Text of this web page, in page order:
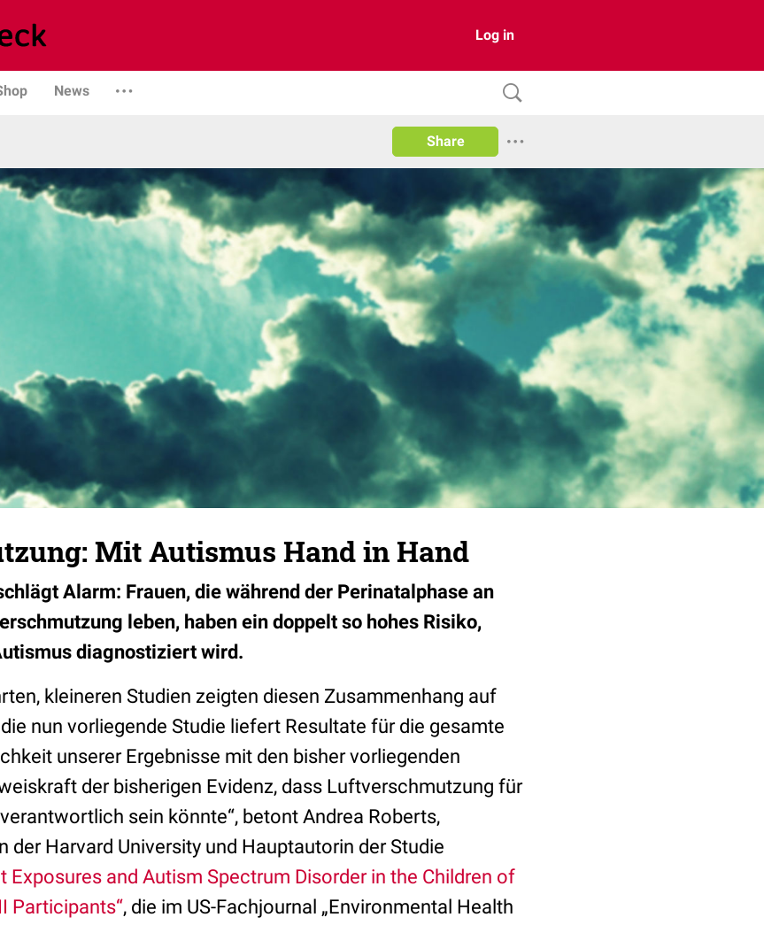
Log in
News
Share
Mit Autismus Hand in Hand
Alarm: Frauen, die während der Perinatalphase an
leben, haben ein doppelt so hohes Risiko,
diagnostiziert wird.
kleineren Studien zeigten diesen Zusammenhang auf
nun vorliegende Studie liefert Resultate für die gesamte
unserer Ergebnisse mit den bisher vorliegenden
der bisherigen Evidenz, dass Luftverschmutzung für
sein könnte“, betont Andrea Roberts,
der Harvard University und Hauptautorin der Studie
Exposures and Autism Spectrum Disorder in the Children of
Participants“, die im US-Fachjournal „Environmental Health